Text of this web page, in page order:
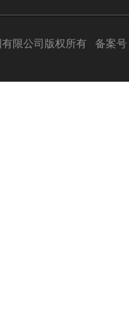
有限公司版权所有 备案号